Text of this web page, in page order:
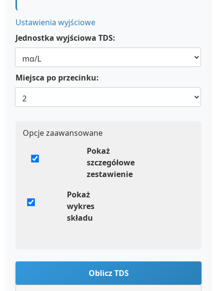
Ustawienia wyjściowe
Jednostka wyjściowa TDS:
Miejsca po przecinku:
Opcje zaawansowane
Pokaż
szczegółowe
zestawienie
Pokaż
wykres
składu
Oblicz TDS